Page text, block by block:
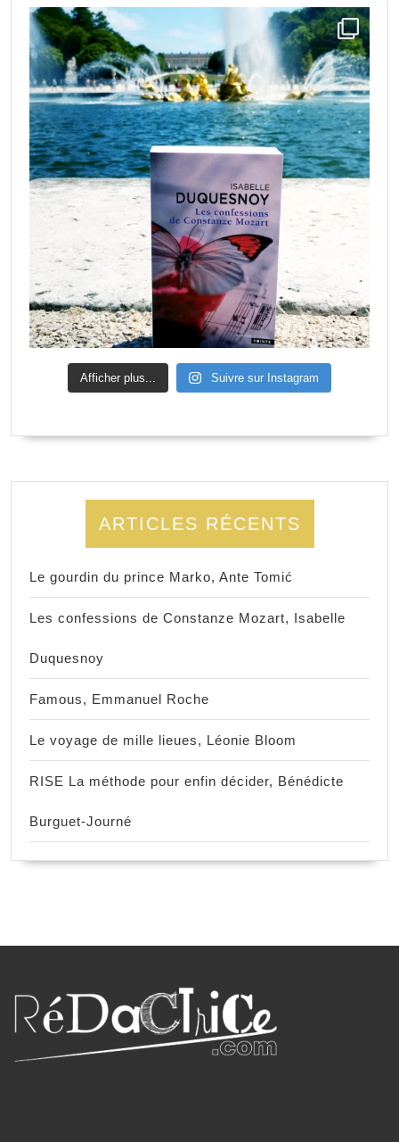
Afficher plus... Suivre sur Instagram
ARTICLES RÉCENTS
Le gourdin du prince Marko, Ante Tomić
Les confessions de Constanze Mozart, Isabelle
Duquesnoy
Famous, Emmanuel Roche
Le voyage de mille lieues, Léonie Bloom
RISE La méthode pour enfin décider, Bénédicte
Burguet-Journé